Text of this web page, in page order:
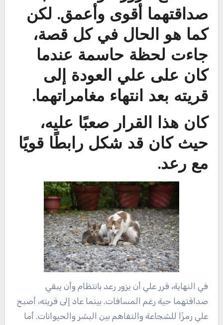
صداقتهما أقوى وأعمق. لكن
كما هو الحال في كل قصة،
جاءت لحظة حاسمة عندما
كان على علي العودة إلى
قريته بعد انتهاء مغامراتهما.
كان هذا القرار صعبًا عليه،
حيث كان قد شكل رابطًا قويًا
مع رعد.
في النهاية، قرر علي أن يزور رعد بانتظام وأن يبقي
صداقتهما حية رغم المسافات. بينما عاد إلى قريته، أصبح
علي رمزًا للشجاعة والتفاهم بين البشر والحيوانات. أما